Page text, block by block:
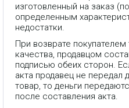
изготовленный на заказ
определенным
недостатки.
При возврате
качества, продавцом
подписью обеих сторон.
акта продавец не передал
товар, то деньги
после составления акта.